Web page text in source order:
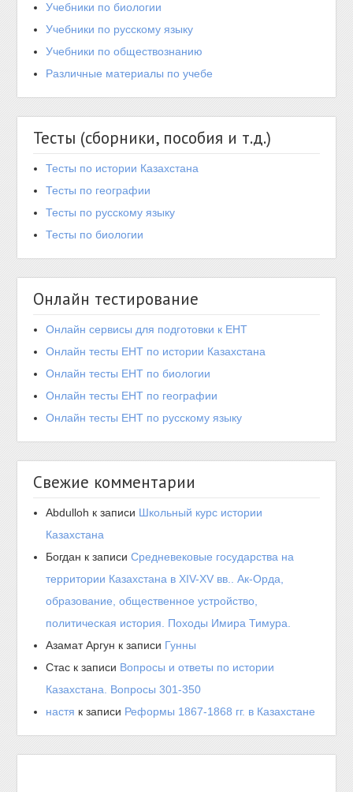
Учебники по биологии
Учебники по русскому языку
Учебники по обществознанию
Различные материалы по учебе
Тесты (сборники, пособия и т.д.)
Тесты по истории Казахстана
Тесты по географии
Тесты по русскому языку
Тесты по биологии
Онлайн тестирование
Онлайн сервисы для подготовки к ЕНТ
Онлайн тесты ЕНТ по истории Казахстана
Онлайн тесты ЕНТ по биологии
Онлайн тесты ЕНТ по географии
Онлайн тесты ЕНТ по русскому языку
Свежие комментарии
Abdulloh к записи Школьный курс истории
Казахстана
Богдан к записиСредневековые государства на
территории Казахстана в XIV-XV вв.. Ак-Орда,
образование, общественное устройство,
политическая история. Походы Имира Тимура.
Азамат Аргун к записи Гунны
Стас к записи Вопросы и ответы по истории
Казахстана. Вопросы 301-350
настя к записи Реформы 1867-1868 гг. в Казахстане